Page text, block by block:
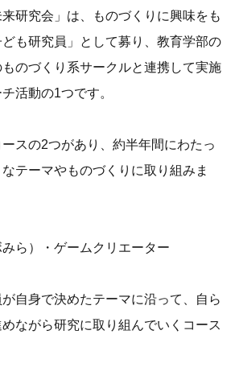
研究会」は、ものづくりに興味をも
も研究員」として募り、教育学部の
のづくり系サークルと連携して実施
活動の1つです。
スの2つがあり、約半年間にわたっ
テーマやものづくりに取り組みま
ら）・ゲームクリエーター
自身で決めたテーマに沿って、自ら
ながら研究に取り組んでいくコース